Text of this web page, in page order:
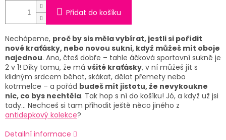
Přidat do košíku
Nechápeme, proč by sis měla vybírat, jestli si pořídit
nové kraťásky, nebo novou sukni, když můžeš mít oboje
najednou. Ano, čteš dobře – tahle áčková sportovní sukně je
2 v 1! Díky tomu, že má všité kraťásky, v ní můžeš jít s
klidným srdcem běhat, skákat, dělat přemety nebo
kotrmelce – a pořád budeš mít jistotu, že nevykoukne
nic, co bys nechtěla. Tak hop s ní do košíku! Jó, a když už jsi
tady… Nechceš si tam přihodit ještě něco jiného z
antidepkový kolekce?
Detailní informace